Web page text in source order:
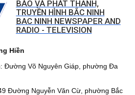
BÁO VÀ PHÁT THANH,
TRUYỀN HÌNH BẮC NINH
BAC NINH NEWSPAPER AND
RADIO - TELEVISION
Hiền
Đường Võ Nguyên Giáp, phường Đa
Nguyễn Văn Cừ, phường Bắc